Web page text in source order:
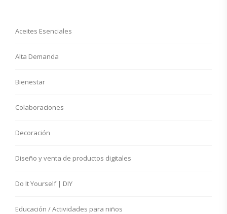
Aceites Esenciales
Alta Demanda
Bienestar
Colaboraciones
Decoración
Diseño y venta de productos digitales
Do It Yourself | DIY
Educación / Actividades para niños